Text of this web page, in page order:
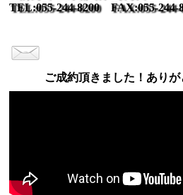
TEL:055-244-8200 FAX:055-244-
ご成約頂きました！ありが